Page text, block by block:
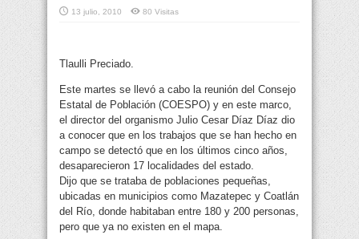
13 julio, 2010 80 Visitas
Tlaulli Preciado.
Este martes se llevó a cabo la reunión del Consejo
Estatal de Población (COESPO) y en este marco,
el director del organismo Julio Cesar Díaz Díaz dio
a conocer que en los trabajos que se han hecho en
campo se detectó que en los últimos cinco años,
desaparecieron 17 localidades del estado.
Dijo que se trataba de poblaciones pequeñas,
ubicadas en municipios como Mazatepec y Coatlán
del Río, donde habitaban entre 180 y 200 personas,
pero que ya no existen en el mapa.